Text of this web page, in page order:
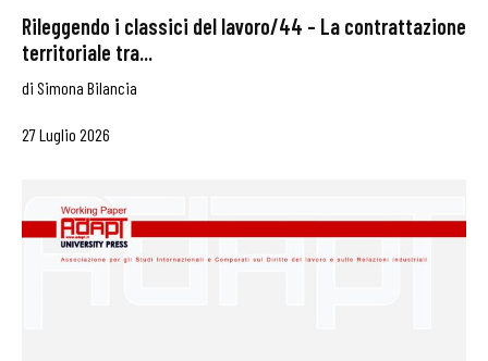
Rileggendo i classici del lavoro/44 – La contrattazione
territoriale tra...
di Simona Bilancia
27 Luglio 2026